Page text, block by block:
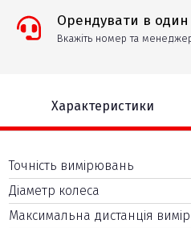
Орендувати в один
Вкажіть номер та
Характеристики
Точність вимірювань
Діаметр колеса
Максимальна дистанція